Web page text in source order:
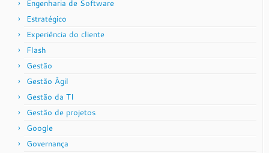
Engenharia de Software
Estratégico
Experiência do cliente
Flash
Gestão
Gestão Ágil
Gestão da TI
Gestão de projetos
Google
Governança